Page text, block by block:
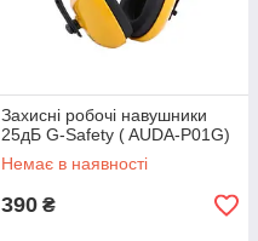
Захисні робочі навушники
25дБ G-Safety ( AUDA-P01G)
Немає в наявності
390 ₴